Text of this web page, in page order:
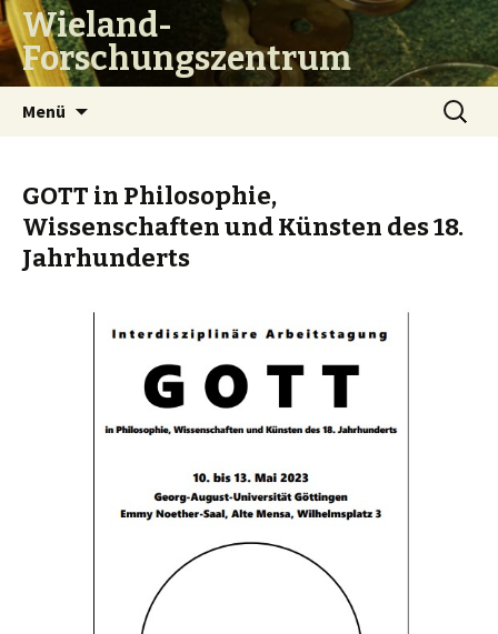
Wieland-
Forschungszentrum
Menü
Suchen
nach:
GOTT in Philosophie,
Wissenschaften und Künsten des 18.
Jahrhunderts